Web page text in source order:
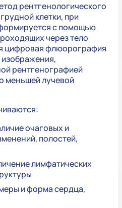
рентгенологического
клетки, при
с помощью
через тело
цифровая флюорография
изображения,
рентгенографией
меньшей лучевой
очаговых и
полостей,
лимфатических
и форма сердца,